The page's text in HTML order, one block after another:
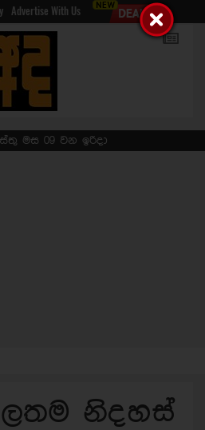
Advertise With Us
මස 09 වන ඉරිදා
නිදහස්